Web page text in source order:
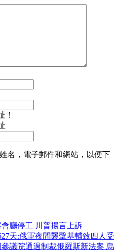
！
名，電子郵件和網站，以便下
廳停工 川普揚言上訴
天:俄軍夜間襲擊基輔致四人受
議院通過制裁俄羅斯新法案 烏